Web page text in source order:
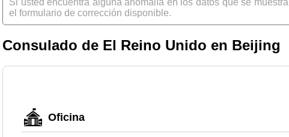
el formulario de corrección disponible.
Consulado de El Reino Unido en Beijing
Oficina